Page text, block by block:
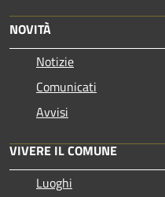
NOVITÀ
Notizie
Comunicati
Avvisi
VIVERE IL COMUNE
Luoghi